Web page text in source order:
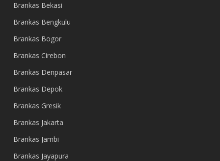
Brankas Bekasi
Brankas Bengkulu
Brankas Bogor
Brankas Cirebon
Brankas Denpasar
Brankas Depok
Brankas Gresik
Brankas Jakarta
Brankas Jambi
Brankas Jayapura